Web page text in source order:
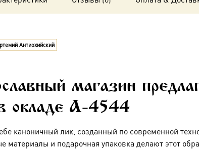
Антиохийский
магазин
окладе A-4544
каноничный лик, созданный по современной
материалы и подарочная упаковка делают этот